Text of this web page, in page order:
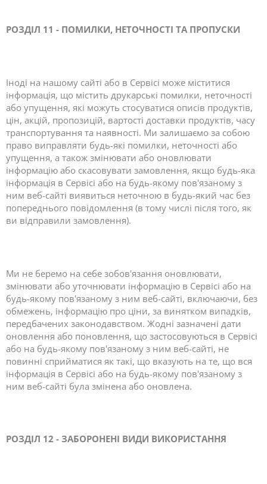
РОЗДІЛ 11 - ПОМИЛКИ, НЕТОЧНОСТІ ТА ПРОПУСКИ
Іноді на нашому сайті або в Сервісі може міститися
інформація, що містить друкарські помилки, неточності
або упущення, які можуть стосуватися описів продуктів,
цін, акцій, пропозицій, вартості доставки продуктів, часу
транспортування та наявності. Ми залишаємо за собою
право виправляти будь-які помилки, неточності або
упущення, а також змінювати або оновлювати
інформацію або скасовувати замовлення, якщо будь-яка
інформація в Сервісі або на будь-якому пов'язаному з
ним веб-сайті виявиться неточною в будь-який час без
попереднього повідомлення (в тому числі після того, як
ви відправили замовлення).
Ми не беремо на себе зобов'язання оновлювати,
змінювати або уточнювати інформацію в Сервісі або на
будь-якому пов'язаному з ним веб-сайті, включаючи, без
обмежень, інформацію про ціни, за винятком випадків,
передбачених законодавством. Жодні зазначені дати
оновлення або поновлення, що застосовуються в Сервісі
або на будь-якому пов'язаному з ним веб-сайті, не
повинні сприйматися як такі, що вказують на те, що вся
інформація в Сервісі або на будь-якому пов'язаному з
ним веб-сайті була змінена або оновлена.
РОЗДІЛ 12 - ЗАБОРОНЕНІ ВИДИ ВИКОРИСТАННЯ